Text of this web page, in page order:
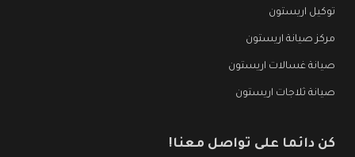
توكيل اريستون
مركز صيانة اريستون
صيانة غسالات اريستون
صيانة ثلاجات اريستون
كن دائما على تواصل معنا!